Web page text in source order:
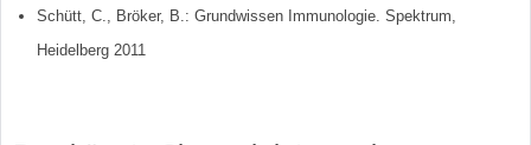
Schütt, C., Bröker, B.: Grundwissen Immunologie. Spektrum,
Heidelberg 2011